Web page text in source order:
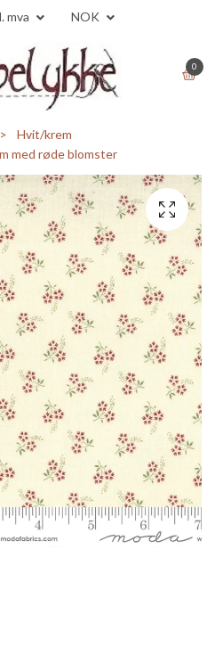
mva NOK
0
Hvit/krem
med røde blomster